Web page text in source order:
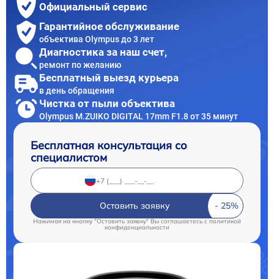
Официальный сервис
Гарантийное обслуживание
объектива Olympus до 3 лет
Диагностика за наш счет,
ремонт по желанию
Бесплатный выезд курьера
в день обращения
Чистка от пыли объектива
Olympus M.ZUIKO DIGITAL 17mm F1.8 от 35 минут
Бесплатная консультация со
специалистом
Оставить заявку
Нажимая на кнопку "Оставить заявку" Вы соглашаетесь c политикой
конфиденциальности